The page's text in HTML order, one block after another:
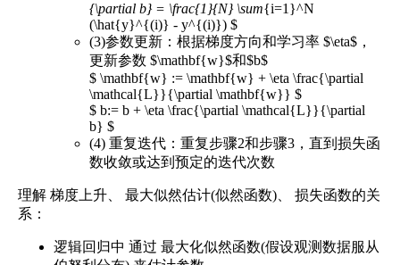
{\partial b} = \frac{1}{N} \sum{i=1}^N
(\hat{y}^{(i)} - y^{(i)}) $
(3)参数更新：根据梯度方向和学习率 $\eta$，
更新参数 $\mathbf{w}$和$b$
$ \mathbf{w} := \mathbf{w} + \eta \frac{\partial
\mathcal{L}}{\partial \mathbf{w}} $
$ b:= b + \eta \frac{\partial \mathcal{L}}{\partial
b} $
(4) 重复迭代：重复步骤2和步骤3，直到损失函
数收敛或达到预定的迭代次数
理解 梯度上升、 最大似然估计(似然函数)、 损失函数的关
系：
逻辑回归中 通过 最大化似然函数(假设观测数据服从